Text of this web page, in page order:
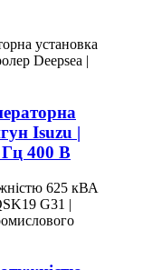
Isuzu |
Гц 400 В